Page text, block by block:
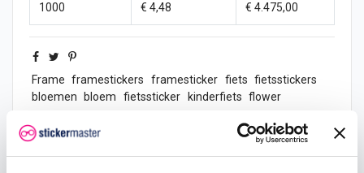
1000 € 4,48 € 4.475,00
Frame framestickers framesticker fiets fietsstickers
bloemen
bloem fietssticker kinderfiets flower